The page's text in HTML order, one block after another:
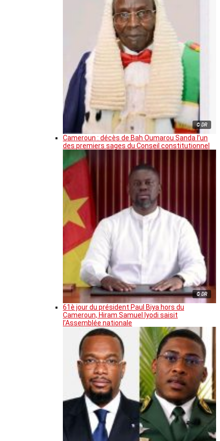
© DR
Cameroun : décès de Bah Oumarou Sanda l’un
des premiers sages du Conseil constitutionnel
© DR
61è jour du président Paul Biya hors du
Cameroun, Hiram Samuel Iyodi saisit
l’Assemblée nationale